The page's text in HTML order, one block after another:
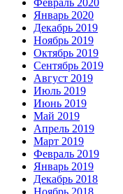
Февраль 2020
Январь 2020
Декабрь 2019
Ноябрь 2019
Октябрь 2019
Сентябрь 2019
Август 2019
Июль 2019
Июнь 2019
Май 2019
Апрель 2019
Март 2019
Февраль 2019
Январь 2019
Декабрь 2018